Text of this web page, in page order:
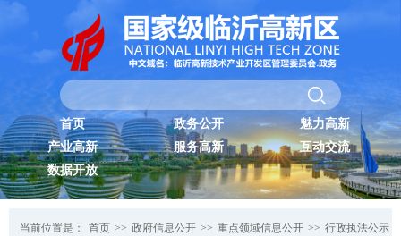
首页 政务公开
魅力高新
产业高新
服务高新
互动交流
数据开放
当前位置是： 首页 >> 政府信息公开 >> 重点领域信息公开 >> 行政执法公示